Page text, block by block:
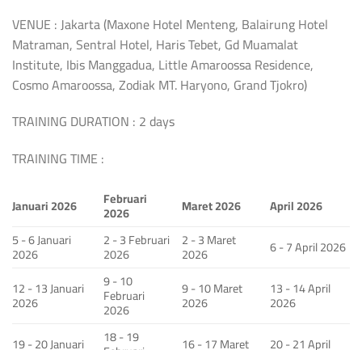
VENUE : Jakarta (Maxone Hotel Menteng, Balairung Hotel
Matraman, Sentral Hotel, Haris Tebet, Gd Muamalat
Institute, Ibis Manggadua, Little Amaroossa Residence,
Cosmo Amaroossa, Zodiak MT. Haryono, Grand Tjokro)
TRAINING DURATION : 2 days
TRAINING TIME :
Januari 2026 Februari
2026 Maret 2026
April 2026
5 - 6 Januari
2026
2 - 3 Februari
2026
2 - 3 Maret
2026
6 - 7 April 2026
12 - 13 Januari
2026
9 - 10
Februari
2026
9 - 10 Maret
2026
13 - 14 April
2026
19 - 20 Januari
18 - 19 16 - 17 Maret 20 - 21 April